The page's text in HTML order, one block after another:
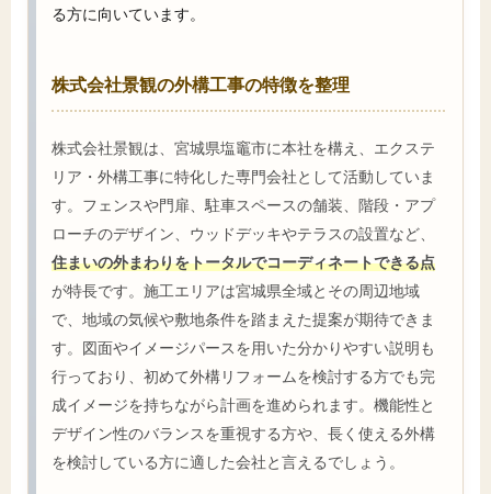
る方に向いています。
株式会社景観の外構工事の特徴を整理
株式会社景観は、宮城県塩竈市に本社を構え、エクステ
リア・外構工事に特化した専門会社として活動していま
す。フェンスや門扉、駐車スペースの舗装、階段・アプ
ローチのデザイン、ウッドデッキやテラスの設置など、
住まいの外まわりをトータルでコーディネートできる点
が特長です。施工エリアは宮城県全域とその周辺地域
で、地域の気候や敷地条件を踏まえた提案が期待できま
す。図面やイメージパースを用いた分かりやすい説明も
行っており、初めて外構リフォームを検討する方でも完
成イメージを持ちながら計画を進められます。機能性と
デザイン性のバランスを重視する方や、長く使える外構
を検討している方に適した会社と言えるでしょう。